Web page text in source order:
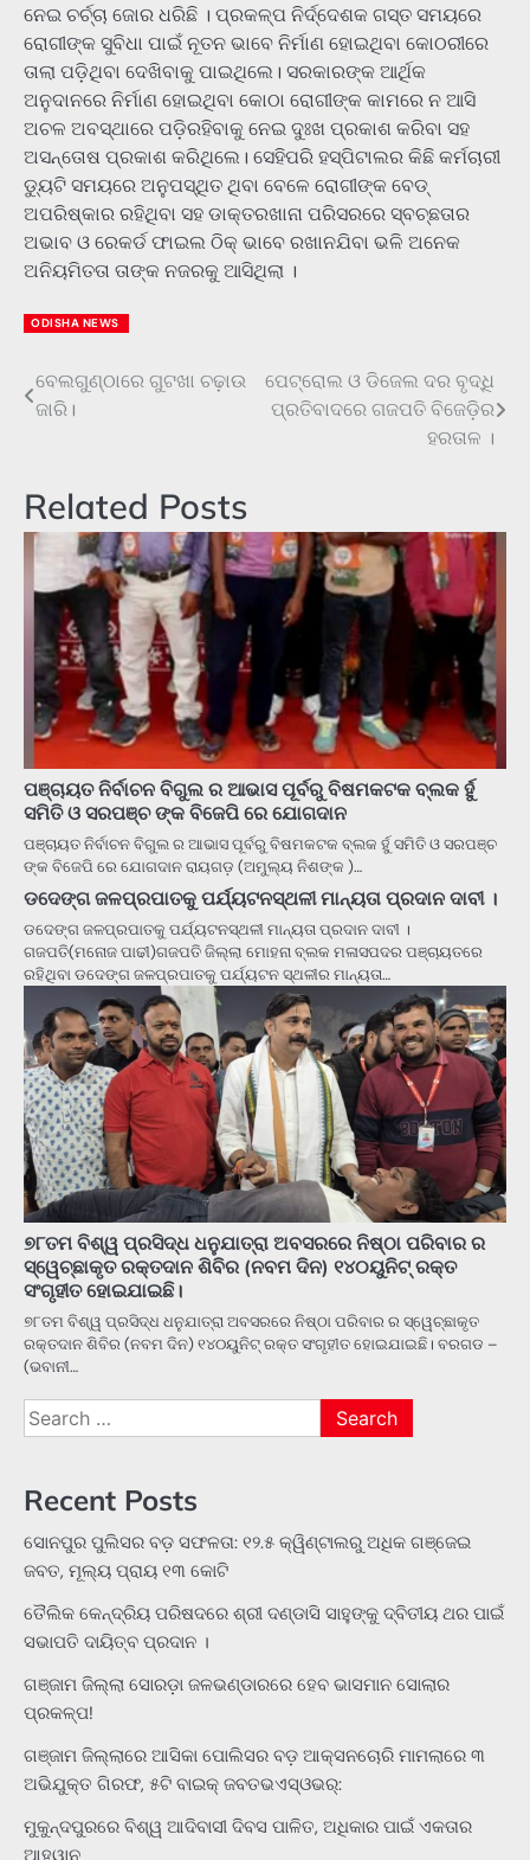
ନେଇ ଚର୍ଚ୍ଚା ଜୋର ଧରିଛି । ପ୍ରକଳ୍ପ ନିର୍ଦ୍ଦେଶକ ଗସ୍ତ ସମୟରେ
ରୋଗୀଙ୍କ ସୁବିଧା ପାଇଁ ନୂତନ ଭାବେ ନିର୍ମାଣ ହୋଇଥିବା କୋଠରୀରେ
ତାଲା ପଡ଼ିଥିବା ଦେଖିବାକୁ ପାଇଥିଲେ। ସରକାରଙ୍କ ଆର୍ଥିକ
ଅନୁଦାନରେ ନିର୍ମାଣ ହୋଇଥିବା କୋଠା ରୋଗୀଙ୍କ କାମରେ ନ ଆସି
ଅଚଳ ଅବସ୍ଥାରେ ପଡ଼ିରହିବାକୁ ନେଇ ଦୁଃଖ ପ୍ରକାଶ କରିବା ସହ
ଅସନ୍ତୋଷ ପ୍ରକାଶ କରିଥିଲେ। ସେହିପରି ହସ୍ପିଟାଲର କିଛି କର୍ମଚାରୀ
ଡ୍ୟୁଟି ସମୟରେ ଅନୁପସ୍ଥିତ ଥିବା ବେଳେ ରୋଗୀଙ୍କ ବେଡ୍
ଅପରିଷ୍କାର ରହିଥିବା ସହ ଡାକ୍ତରଖାନା ପରିସରରେ ସ୍ବଚ୍ଛତାର
ଅଭାବ ଓ ରେକର୍ଡ ଫାଇଲ ଠିକ୍ ଭାବେ ରଖାନଯିବା ଭଳି ଅନେକ
ଅନିୟମିତତା ତାଙ୍କ ନଜରକୁ ଆସିଥିଲା ।
ODISHA NEWS
Post
ବେଲଗୁଣ୍ଠାରେ ଗୁଟଖା ଚଢ଼ାଉ
ଜାରି।
ପେଟ୍ରୋଲ ଓ ଡିଜେଲ ଦର ବୃଦ୍ଧି
ପ୍ରତିବାଦରେ ଗଜପତି ବିଜେଡ଼ିର
ହରତାଳ ।
Related Posts
ପଞ୍ଚାୟତ ନିର୍ବାଚନ ବିଗୁଲ ର ଆଭାସ ପୂର୍ବରୁ ବିଷମକଟକ ବ୍ଲକ ର୍ହୁ
ସମିତି ଓ ସରପଞ୍ଚ ଙ୍କ ବିଜେପି ରେ ଯୋଗଦାନ
ପଞ୍ଚାୟତ ନିର୍ବାଚନ ବିଗୁଲ ର ଆଭାସ ପୂର୍ବରୁ ବିଷମକଟକ ବ୍ଲକ ର୍ହୁ ସମିତି ଓ ସରପଞ୍ଚ
ଙ୍କ ବିଜେପି ରେ ଯୋଗଦାନ ରାୟଗଡ଼ (ଅମୁଲ୍ୟ ନିଶଙ୍କ )…
ଡଦେଙ୍ଗ ଜଳପ୍ରପାତକୁ ପର୍ଯ୍ୟଟନସ୍ଥଳୀ ମାନ୍ୟତା ପ୍ରଦାନ ଦାବୀ ।
ଡଦେଙ୍ଗ ଜଳପ୍ରପାତକୁ ପର୍ଯ୍ୟଟନସ୍ଥଳୀ ମାନ୍ୟତା ପ୍ରଦାନ ଦାବୀ ।
ଗଜପତି(ମନୋଜ ପାଢୀ)ଗଜପତି ଜିଲ୍ଲା ମୋହନା ବ୍ଲକ ମଳାସପଦର ପଞ୍ଚାୟତରେ
ରହିଥିବା ଡଦେଙ୍ଗ ଜଳପ୍ରପାତକୁ ପର୍ଯ୍ୟଟନ ସ୍ଥଳୀର ମାନ୍ୟତା…
୭୮ତମ ବିଶ୍ୱ ପ୍ରସିଦ୍ଧ ଧନୁଯାତ୍ରା ଅବସରରେ ନିଷ୍ଠା ପରିବାର ର
ସ୍ୱେଚ୍ଛାକୃତ ରକ୍ତଦାନ ଶିବିର (ନବମ ଦିନ) ୧୪୦ୟୁନିଟ୍ ରକ୍ତ
ସଂଗୃହୀତ ହୋଇଯାଇଛି।
୭୮ତମ ବିଶ୍ୱ ପ୍ରସିଦ୍ଧ ଧନୁଯାତ୍ରା ଅବସରରେ ନିଷ୍ଠା ପରିବାର ର ସ୍ୱେଚ୍ଛାକୃତ
ରକ୍ତଦାନ ଶିବିର (ନବମ ଦିନ) ୧୪୦ୟୁନିଟ୍ ରକ୍ତ ସଂଗୃହୀତ ହୋଇଯାଇଛି। ବରଗଡ –
(ଭବାନୀ…
Search
for:
Recent Posts
ସୋନପୁର ପୁଲିସର ବଡ଼ ସଫଳତା: ୧୨.୫ କ୍ୱିଣ୍ଟାଲରୁ ଅଧିକ ଗଞ୍ଜେଇ
ଜବତ, ମୂଲ୍ୟ ପ୍ରାୟ ୧୩ କୋଟି
ତୈଲିକ କେନ୍ଦ୍ରିୟ ପରିଷଦରେ ଶ୍ରୀ ଦଣ୍ଡାସି ସାହୁଙ୍କୁ ଦ୍ବିତୀୟ ଥର ପାଇଁ
ସଭାପତି ଦାୟିତ୍ବ ପ୍ରଦାନ ।
ଗଞ୍ଜାମ ଜିଲ୍ଲା ସୋରଡ଼ା ଜଳଭଣ୍ଡାରରେ ହେବ ଭାସମାନ ସୋଲାର
ପ୍ରକଳ୍ପ!
ଗଞ୍ଜାମ ଜିଲ୍ଲାରେ ଆସିକା ପୋଲିସର ବଡ଼ ଆକ୍ସନଚୋରି ମାମଲାରେ ୩
ଅଭିଯୁକ୍ତ ଗିରଫ, ୫ଟି ବାଇକ୍ ଜବତଭଏସ୍‌ଓଭର୍:
ମୁକୁନ୍ଦପୁରରେ ବିଶ୍ୱ ଆଦିବାସୀ ଦିବସ ପାଳିତ, ଅଧିକାର ପାଇଁ ଏକତାର